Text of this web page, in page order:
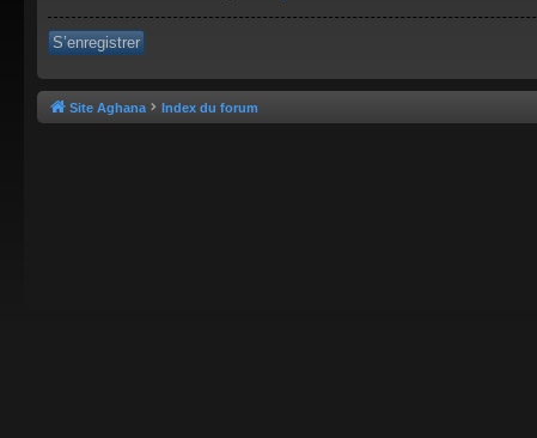
S’enregistrer
Site Aghana Index du forum